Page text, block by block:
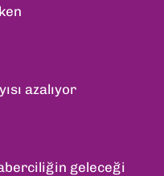
azalıyor
geleceği